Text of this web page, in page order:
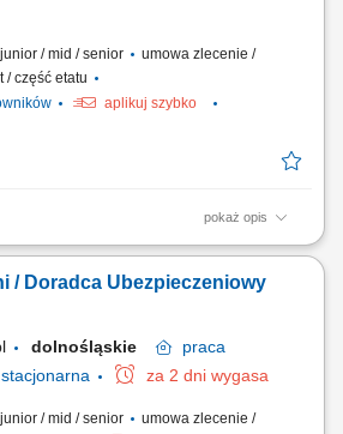
/ mid / senior
umowa zlecenie /
/ część etatu
aplikuj szybko
pokaż opis
Będziesz aktywnie poszukiwać nowych
Będziesz przygotowywać oferty
spotkania z klientami. Twoim zadaniem
/ Doradca Ubezpieczeniowy
dolnośląskie
praca
za 2 dni wygasa
/ mid / senior
umowa zlecenie /